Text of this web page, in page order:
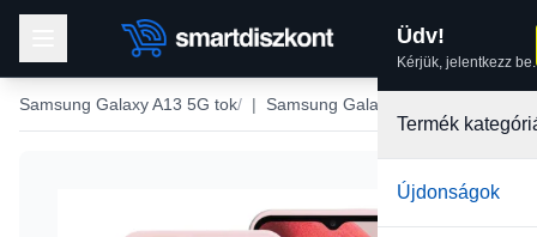
Üdv!
Kérjük, jelentkezz be.
Termék
Újdonságok
Samsung Galaxy A13 5G tok | Samsung Galaxy A04S tokok